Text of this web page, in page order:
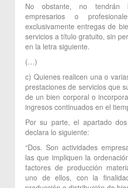
No obstante, no tendrán
empresarios o
exclusivamente entregas de
servicios a título gratuito, sin
en la letra siguiente.
(…)
c) Quienes realicen una o
prestaciones de servicios que
de un bien corporal o
ingresos continuados en el
Por su parte, el apartado
declara lo siguiente:
“Dos. Son actividades
las que impliquen la
factores de producción
uno de ellos, con la